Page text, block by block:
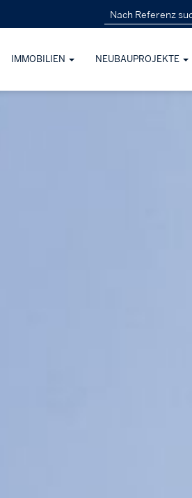
IMMOBILIEN NEUBAUPROJEKTE